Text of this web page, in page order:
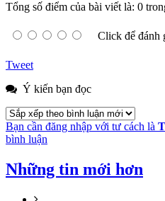
Tổng số điểm của bài viết là: 0
Click để đánh
Tweet
Ý kiến bạn đọc
Bạn cần đăng nhập với tư cách là
bình luận
Những tin mới hơn